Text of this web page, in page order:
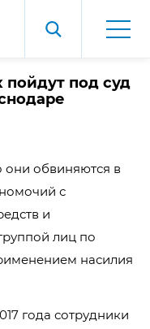
пойдут под суд
они обвиняются в
с
и
лиц по
насилия
года сотрудники